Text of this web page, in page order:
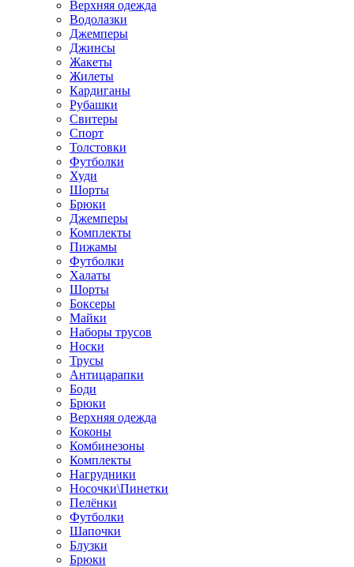
Верхняя одежда
Водолазки
Джемперы
Джинсы
Жакеты
Жилеты
Кардиганы
Рубашки
Свитеры
Спорт
Толстовки
Футболки
Худи
Шорты
Брюки
Джемперы
Комплекты
Пижамы
Футболки
Халаты
Шорты
Боксеры
Майки
Наборы трусов
Носки
Трусы
Антицарапки
Боди
Брюки
Верхняя одежда
Коконы
Комбинезоны
Комплекты
Нагрудники
Носочки\Пинетки
Пелёнки
Футболки
Шапочки
Блузки
Брюки